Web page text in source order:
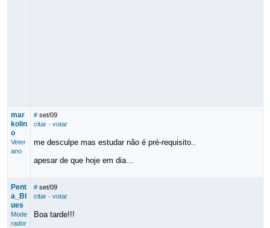
mar
kolin
o
Veter
ano
# set/09
citar· votar
me desculpe mas estudar não é pré-requisito..
apesar de que hoje em dia...
Pent
a_Bl
ues
Mode
rador
# set/09
citar· votar
Boa tarde!!!